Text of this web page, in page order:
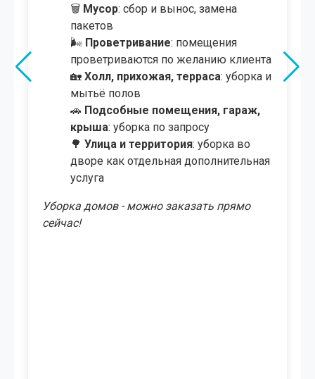
🗑️ Мусор: сбор и вынос, замена
пакетов
🌬 Проветривание: помещения
проветриваются по желанию клиента
🏡 Холл, прихожая, терраса: уборка и
мытьё полов
🚗 Подсобные помещения, гараж,
крыша: уборка по запросу
🌳 Улица и территория: уборка во
дворе как отдельная дополнительная
услуга
Уборка домов - можно заказать прямо
сейчас!